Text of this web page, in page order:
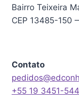
Bairro Teixeira
CEP 13485-150
Contato
+55 19 3451-